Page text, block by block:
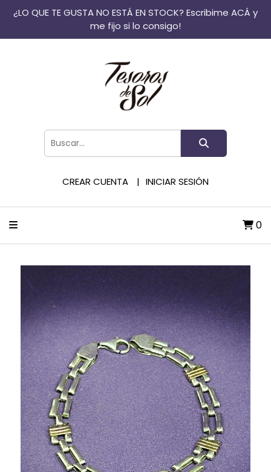
¿LO QUE TE GUSTA NO ESTÁ EN STOCK? Escribime ACÁ y
me fijo si lo consigo!
CREAR CUENTA INICIAR SESIÓN
0